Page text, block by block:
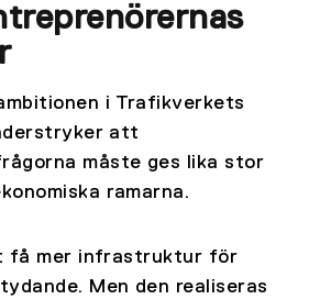
i Trafikverkets
att
måste ges lika stor
ramarna.
få mer infrastruktur för
Men den realiseras